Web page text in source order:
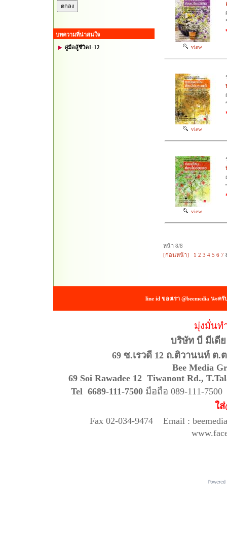
บทความที่น่าสนใจ
คู่มือสู้ชีวิต1-12 view
view
view
หน้า 8/8
[ก่อนหน้า]
1 2 3 4 5 6 7
line id ของเรา @beemedia นะค
มุ่งมั่นท
บริษัท บี มีเดี
69 ซ.เรวดี 12 ถ.ติวานนท์ ต
Bee Media
69 Soi Rawadee 12 Tiwanont Rd.,
Tel 6689-111-7500 มือถือ 089-111-7500
ใ
Fax 02-034-9474 Email :